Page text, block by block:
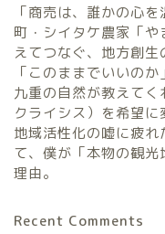
「商売は、誰かの心
町・シイタケ農家「
えてつなぐ、地方創生
「このままでいいの
九重の自然が教えてく
クライシス）を希望に
地域活性化の嘘に疲
て、僕が「本物の観
理由。
Recent Comments
暮